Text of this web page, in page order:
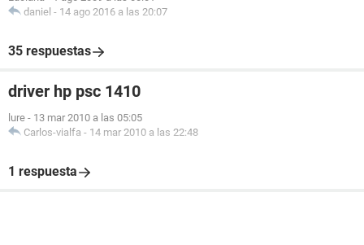
daniel - 14 ago 2016 a las 20:07
35 respuestas
driver hp psc 1410
lure - 13 mar 2010 a las 05:05
Carlos-vialfa - 14 mar 2010 a las 22:48
1 respuesta